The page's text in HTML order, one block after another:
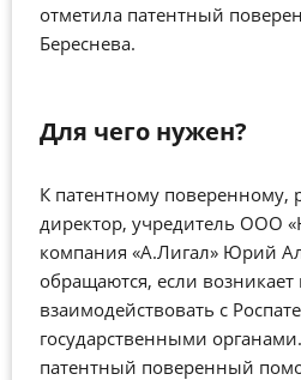
отметила патентный
Береснева.
Для чего нужен?
К патентному поверенному,
директор, учредитель ООО
компания «А.Лигал» Юрий
обращаются, если
взаимодействовать с
государственными
патентный поверенный